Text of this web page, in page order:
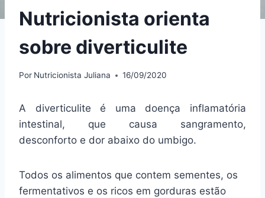
Nutricionista orienta
sobre diverticulite
Por Nutricionista Juliana 16/09/2020
A diverticulite é uma doença inflamatória
intestinal, que causa sangramento,
desconforto e dor abaixo do umbigo.
Todos os alimentos que contem sementes, os
fermentativos e os ricos em gorduras estão